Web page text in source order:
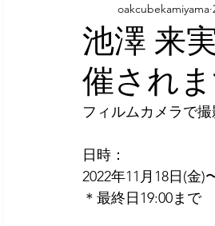
池澤 来
催され
oakcubekamiyama
フィルムカメラで
日時：
2022年11月18日(金)
＊最終日19:00まで